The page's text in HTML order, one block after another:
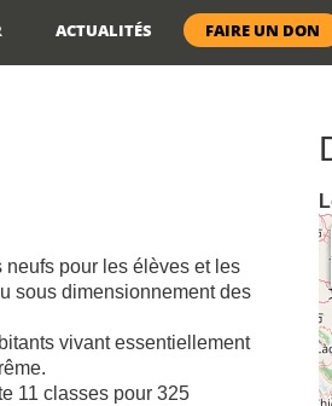
ACTUALITÉS FAIRE UN DON
pour les élèves et les
sous dimensionnement des
vivant essentiellement
11 classes pour 325